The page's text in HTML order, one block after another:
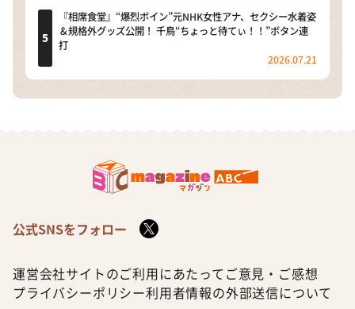
『相席食堂』“爆烈ボイン”元NHK女性アナ、セクシー水着姿
＆規格外グッズ公開！ 千鳥“ちょっと待てぃ！！”ボタン連
打
2026.07.21
公式SNSをフォロー
運営会社サイトのご利用にあたって ご意見・ご感想
プライバシーポリシー利用者情報の外部送信について